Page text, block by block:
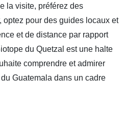
la visite, préférez des
optez pour des guides locaux et
et de distance par rapport
du Quetzal est une halte
comprendre et admirer
Guatemala dans un cadre